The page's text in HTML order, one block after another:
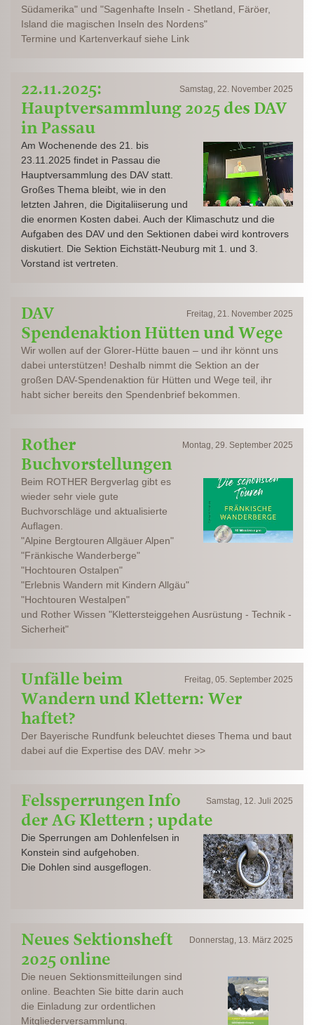
Südamerika" und "Sagenhafte Inseln - Shetland, Färöer,
Island die magischen Inseln des Nordens"
Termine und Kartenverkauf siehe Link
Samstag, 22. November 2025
22.11.2025:
Hauptversammlung 2025 des DAV
in Passau
Am Wochenende des 21. bis
23.11.2025 findet in Passau die
Hauptversammlung des DAV statt.
Großes Thema bleibt, wie in den
letzten Jahren, die Digitaliiserung und
die enormen Kosten dabei. Auch der Klimaschutz und die
Aufgaben des DAV und den Sektionen dabei wird kontrovers
diskutiert. Die Sektion Eichstätt-Neuburg mit 1. und 3.
Vorstand ist vertreten.
Freitag, 21. November 2025
DAV
Spendenaktion Hütten und Wege
Wir wollen auf der Glorer-Hütte bauen – und ihr könnt uns
dabei unterstützen! Deshalb nimmt die Sektion an der
großen DAV-Spendenaktion für Hütten und Wege teil, ihr
habt sicher bereits den Spendenbrief bekommen.
Montag, 29. September 2025
Rother
Buchvorstellungen
Beim ROTHER Bergverlag gibt es
wieder sehr viele gute
Buchvorschläge und aktualisierte
Auflagen.
"Alpine Bergtouren Allgäuer Alpen"
"Fränkische Wanderberge"
"Hochtouren Ostalpen"
"Erlebnis Wandern mit Kindern Allgäu"
"Hochtouren Westalpen"
und Rother Wissen "Klettersteiggehen Ausrüstung - Technik -
Sicherheit"
Freitag, 05. September 2025
Unfälle beim
Wandern und Klettern: Wer
haftet?
Der Bayerische Rundfunk beleuchtet dieses Thema und baut
dabei auf die Expertise des DAV. mehr >>
Samstag, 12. Juli 2025
Felssperrungen Info
der AG Klettern ; update
Die Sperrungen am Dohlenfelsen in
Konstein sind aufgehoben.
Die Dohlen sind ausgeflogen.
Donnerstag, 13. März 2025
Neues Sektionsheft
2025 online
Die neuen Sektionsmitteilungen sind
online. Beachten Sie bitte darin auch
die Einladung zur ordentlichen
Mitgliederversammlung.